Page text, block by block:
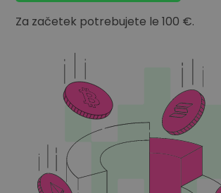
Redno načrtovane naložbe (DCA)
Opozorila o ceni
Ažurne informacije o cenah vaših
Raziščite sredstva
Odkrijte naložbene priložnosti
Analitika portfelja
Pametni vpogledi za optimalno
Za začetek potrebujete le 100 €.